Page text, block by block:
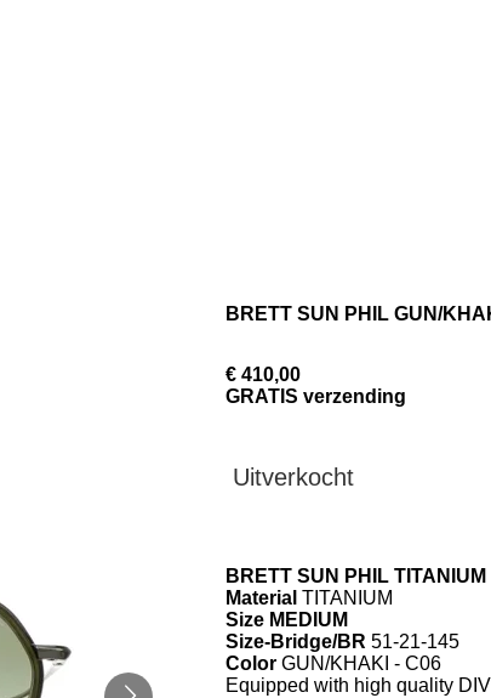
BRETT SUN PHIL GUN/
€ 410,00
GRATIS verzending
Uitverkocht
BRETT SUN PHIL TITANIUM
Material TITANIUM
Size MEDIUM
Size-Bridge/BR 51-21-145
Color GUN/KHAKI - C06
Equipped with high quality